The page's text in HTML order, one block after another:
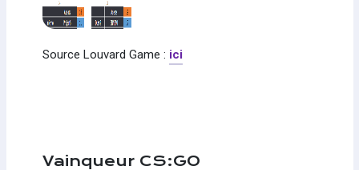
Source Louvard Game : ici
Vainqueur CS:GO